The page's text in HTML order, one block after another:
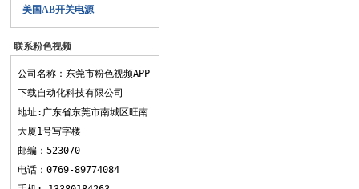
美国AB开关电源
联系粉色视频
APP下载
公司名称：东莞市粉色视频APP
下载自动化科技有限公司
地址:广东省东莞市南城区旺南
大厦1号写字楼
邮编：523070
电话：0769-89774084